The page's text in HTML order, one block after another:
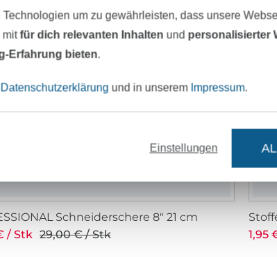
Schneiderschere 8" 21 cm
/ Stk 29,00 € / Stk
1,95
um zu gewährleisten, dass unsere
mitfür dich relevanten Inhalten und personalisierter
Erfahrung bieten.
Datenschutzerklärung und in unserem Impressum.
Einstellungen